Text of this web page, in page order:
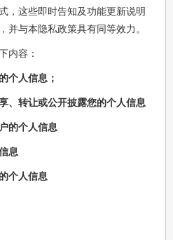
，这些即时告知及功能更新说明
并与本隐私政策具有同等效力。
内容：
个人信息；
、转让或公开披露您的个人信息
的个人信息
息
个人信息